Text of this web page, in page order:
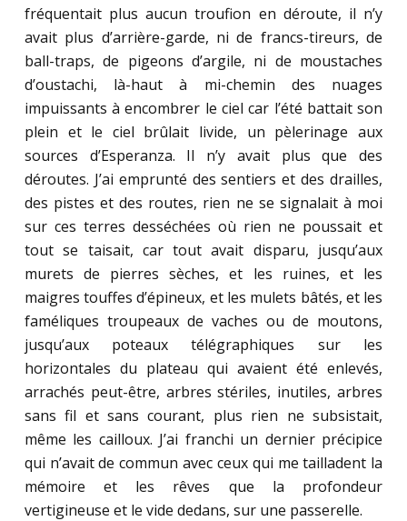
fréquentait plus aucun troufion en déroute, il n’y
avait plus d’arrière-garde, ni de francs-tireurs, de
ball-traps, de pigeons d’argile, ni de moustaches
d’oustachi, là-haut à mi-chemin des nuages
impuissants à encombrer le ciel car l’été battait son
plein et le ciel brûlait livide, un pèlerinage aux
sources d’Esperanza. Il n’y avait plus que des
déroutes. J’ai emprunté des sentiers et des drailles,
des pistes et des routes, rien ne se signalait à moi
sur ces terres desséchées où rien ne poussait et
tout se taisait, car tout avait disparu, jusqu’aux
murets de pierres sèches, et les ruines, et les
maigres touffes d’épineux, et les mulets bâtés, et les
faméliques troupeaux de vaches ou de moutons,
jusqu’aux poteaux télégraphiques sur les
horizontales du plateau qui avaient été enlevés,
arrachés peut-être, arbres stériles, inutiles, arbres
sans fil et sans courant, plus rien ne subsistait,
même les cailloux. J’ai franchi un dernier précipice
qui n’avait de commun avec ceux qui me tailladent la
mémoire et les rêves que la profondeur
vertigineuse et le vide dedans, sur une passerelle.